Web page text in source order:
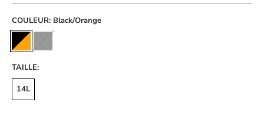
TAILLE:
14L
COULEUR: Black/Orange